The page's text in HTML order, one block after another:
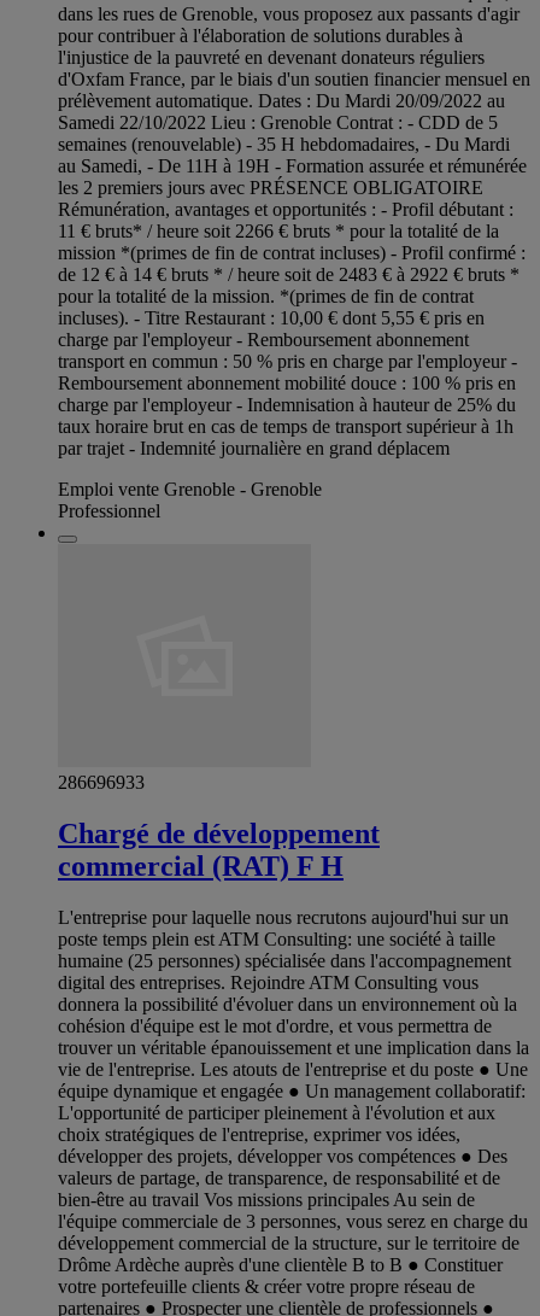
dans les rues de Grenoble, vous proposez aux passants d'agir
pour contribuer à l'élaboration de solutions durables à
l'injustice de la pauvreté en devenant donateurs réguliers
d'Oxfam France, par le biais d'un soutien financier mensuel en
prélèvement automatique. Dates : Du Mardi 20/09/2022 au
Samedi 22/10/2022 Lieu : Grenoble Contrat : - CDD de 5
semaines (renouvelable) - 35 H hebdomadaires, - Du Mardi
au Samedi, - De 11H à 19H - Formation assurée et rémunérée
les 2 premiers jours avec PRÉSENCE OBLIGATOIRE
Rémunération, avantages et opportunités : - Profil débutant :
11 € bruts* / heure soit 2266 € bruts * pour la totalité de la
mission *(primes de fin de contrat incluses) - Profil confirmé :
de 12 € à 14 € bruts * / heure soit de 2483 € à 2922 € bruts *
pour la totalité de la mission. *(primes de fin de contrat
incluses). - Titre Restaurant : 10,00 € dont 5,55 € pris en
charge par l'employeur - Remboursement abonnement
transport en commun : 50 % pris en charge par l'employeur -
Remboursement abonnement mobilité douce : 100 % pris en
charge par l'employeur - Indemnisation à hauteur de 25% du
taux horaire brut en cas de temps de transport supérieur à 1h
par trajet - Indemnité journalière en grand déplacem
Emploi vente Grenoble - Grenoble
Professionnel
286696933
Chargé de développement
commercial (RAT) F H
L'entreprise pour laquelle nous recrutons aujourd'hui sur un
poste temps plein est ATM Consulting: une société à taille
humaine (25 personnes) spécialisée dans l'accompagnement
digital des entreprises. Rejoindre ATM Consulting vous
donnera la possibilité d'évoluer dans un environnement où la
cohésion d'équipe est le mot d'ordre, et vous permettra de
trouver un véritable épanouissement et une implication dans la
vie de l'entreprise. Les atouts de l'entreprise et du poste ● Une
équipe dynamique et engagée ● Un management collaboratif:
L'opportunité de participer pleinement à l'évolution et aux
choix stratégiques de l'entreprise, exprimer vos idées,
développer des projets, développer vos compétences ● Des
valeurs de partage, de transparence, de responsabilité et de
bien-être au travail Vos missions principales Au sein de
l'équipe commerciale de 3 personnes, vous serez en charge du
développement commercial de la structure, sur le territoire de
Drôme Ardèche auprès d'une clientèle B to B ● Constituer
votre portefeuille clients & créer votre propre réseau de
partenaires ● Prospecter une clientèle de professionnels ●